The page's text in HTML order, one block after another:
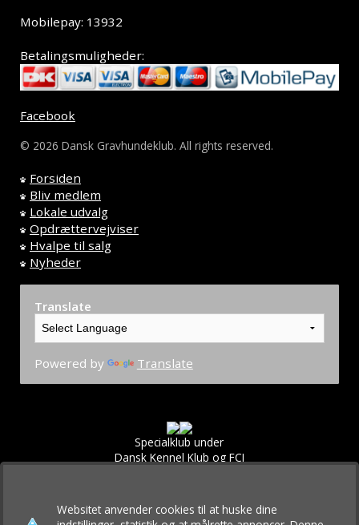
Mobilepay: 13932
Betalingsmuligheder:
Facebook
© 2026 Dansk Gravhundeklub. All rights reserved.
Forsiden
Bliv medlem
Lokale udvalg
Opdrættervejviser
Hvalpe til salg
Nyheder
Translate
Powered by Translate
Specialklub under
Dansk Kennel Klub og FCI
Websitet anvender cookies til at huske dine